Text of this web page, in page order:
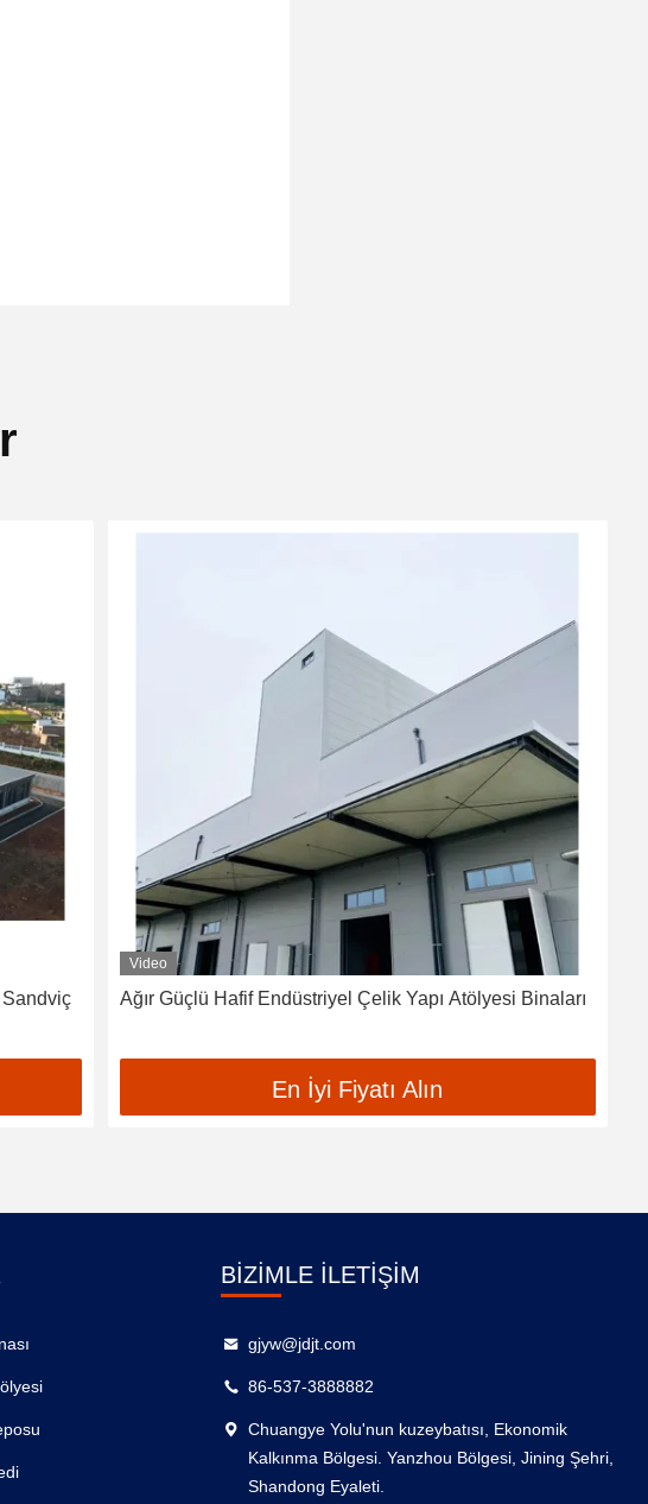
Video
Ağır Güçlü Hafif Endüstriyel Çelik Yapı Atölyesi Binaları
En İyi Fiyatı Alın
BIZIMLE İLETIŞIM
gjyw@jdjt.com
86-537-3888882
Chuangye Yolu'nun kuzeybatısı, Ekonomik
Kalkınma Bölgesi. Yanzhou Bölgesi, Jining Şehri,
Shandong Eyaleti.